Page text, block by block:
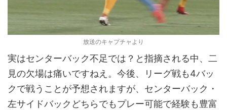
放送のキャプチャより
実はセンターバック不足では？と指摘される中、二
見の欠場は痛いですねえ。今後、リーグ戦も4バッ
クで戦うことが予想されますが、センターバック・
左サイドバックどちらでもプレー可能で経験も豊富